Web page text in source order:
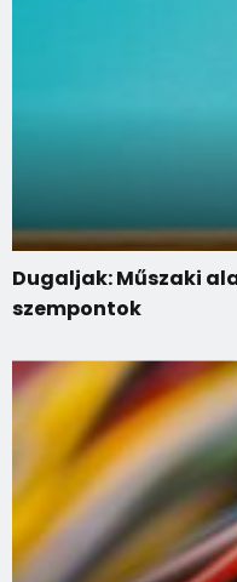
Dugaljak: Műszaki
szempontok